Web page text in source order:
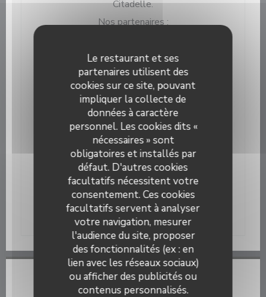
Le restaurant et ses
partenaires utilisent des
cookies sur ce site, pouvant
impliquer la collecte de
données à caractère
personnel. Les cookies dits «
nécessaires » sont
obligatoires et installés par
défaut. D'autres cookies
facultatifs nécessitent votre
consentement. Ces cookies
facultatifs servent à analyser
votre navigation, mesurer
l'audience du site, proposer
des fonctionnalités (ex : en
lien avec les réseaux sociaux)
ou afficher des publicités ou
contenus personnalisés.
Citadelle.
Nos partenaires :
GRANVILLE
LA CAVE GRANVILLAISE, 63 avenue des
Matignon GRANVILLE
LA HALLE GOURMANDE, 501 avenue des
Matignon GRANVILLE
LES BIO P'TITS PANIERS 1 La
Boismorellerie 50 450 SAINT DENIS LE
GAST
LA MARQUISE DE PRESLES, YVER
CHOCOLATIER, 26 rue Lecampion
GRANVILLE
Infos pratiques
La Citadelle